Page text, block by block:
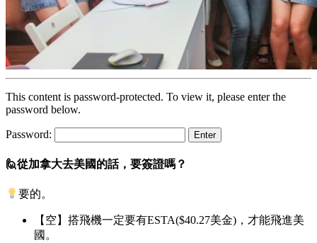
This content is password-protected. To view it, please enter the
password below.
Password:
🙋從加拿大去美國的話，要簽證嗎？
要的。
【空】搭飛機一定要有ESTA($40.27美金)，才能飛進美
國。